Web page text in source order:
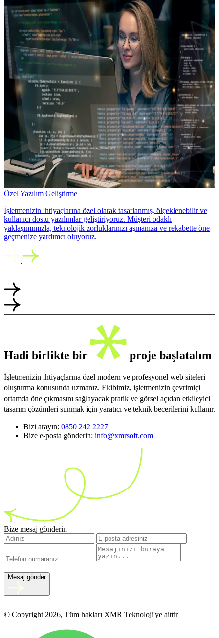
Özel Yazılım Geliştirme
İşletmenizin ihtiyaçlarına özel olarak tasarlanmış, ölçeklenebilir ve
kullanıcı dostu yazılımlar geliştiriyoruz. Müşteri odaklı
yaklaşımımızla, teknolojik zorluklarınızı aşmanıza ve rekabette öne
geçmenize yardımcı oluyoruz.
Hadi birlikte bir proje başlatalım
İşletmenizin ihtiyaçlarına özel modern ve profesyonel web siteleri
oluşturma konusunda uzmanız. Ekibimiz, işletmenizin çevrimiçi
ortamda öne çıkmasını sağlayacak pratik ve görsel açıdan etkileyici
tasarım çözümleri sunmak için yaratıcı ve teknik becerilerini kullanır.
Bizi arayın: 0850 242 2227
Bize e-posta gönderin: info@xmrsoft.com
Bize mesaj gönderin
Mesaj gönder
© Copyright 2026, Tüm hakları XMR Teknoloji'ye aittir